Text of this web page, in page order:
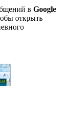
в Google
открыть